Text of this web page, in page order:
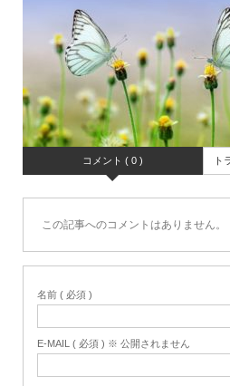
コメント ( 0 ) ト
この記事へのコメントはありません。
名前 ( 必須 )
E-MAIL ( 必須 ) ※ 公開されません